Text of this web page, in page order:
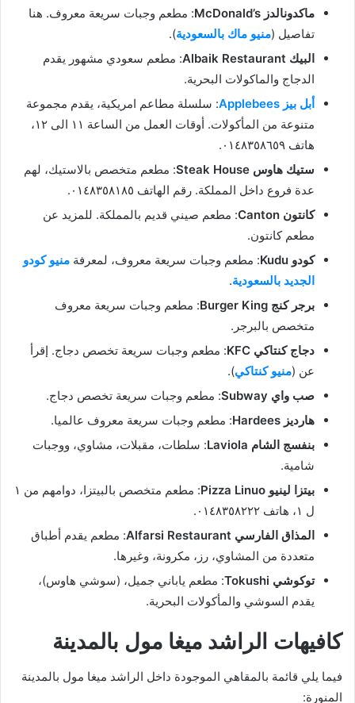
ماكدونالدز McDonald’s
: مطعم وجبات سريعة معروف. هنا
تفاصيل (منيو ماك بالسعودية).
البيك Albaik Restaurant
: مطعم سعودي مشهور يقدم
الدجاج والماكولات البحرية.
أبل بيز Applebees
: سلسلة مطاعم امريكية، يقدم مجموعة
متنوعة من المأكولات. أوقات العمل من الساعة ١١ الى ١٢،
هاتف ٠١٤٨٣٥٨٦٥٩.
ستيك هاوس Steak House
: مطعم متخصص بالاستيك، لهم
عدة فروع داخل المملكة. رقم الهاتف ٠١٤٨٣٥٨١٨٥.
كانتون Canton
: مطعم صيني قديم بالمملكة. للمزيد عن
مطعم كانتون.
كودو Kudu
: مطعم وجبات سريعة معروف، لمعرفة منيو كودو
الجديد بالسعودية.
برجر كنج Burger King
: مطعم وجبات سريعة معروف
متخصص بالبرجر.
دجاج كنتاكي KFC
: مطعم وجبات سريعة تخصص دجاج. إقرأ
عن (منيو كنتاكي).
صب واي Subway
: مطعم وجبات سريعة تخصص دجاج.
هارديز Hardees
: مطعم وجبات سريعة معروف عالميا.
بنفسج الشام Laviola
: سلطات، مقبلات، مشاوي، ووجبات
شامية.
بيتزا لينيو Pizza Linuo
: مطعم متخصص بالبيتزا، دوامهم من ١
ل ١، هاتف ٠١٤٨٣٥٨٢٢٢.
المذاق الفارسي Alfarsi Restaurant
: مطعم يقدم أطباق
متعددة من المشاوي، رز، مكرونة، وغيرها.
توكوشي Tokushi
: مطعم ياباني جميل، (سوشي هاوس)،
يقدم السوشي والمأكولات البحرية.
كافيهات الراشد ميغا مول بالمدينة
فيما يلي قائمة بالمقاهي الموجودة داخل الراشد ميغا مول بالمدينة
المنورة: